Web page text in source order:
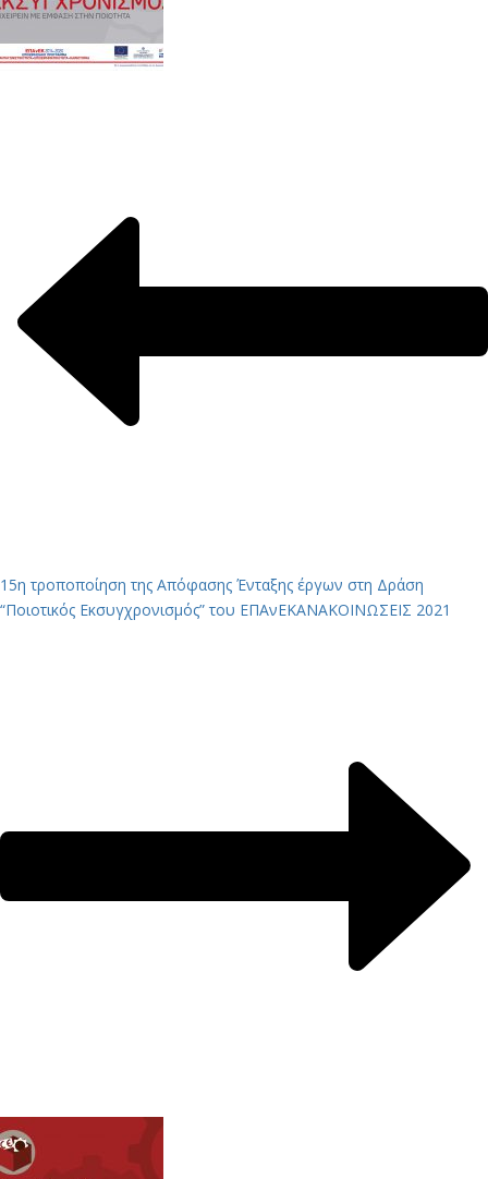
15η τροποποίηση της Απόφασης Ένταξης έργων στη Δράση
“Ποιοτικός Εκσυγχρονισμός” του ΕΠΑνΕΚΑΝΑΚΟΙΝΩΣΕΙΣ 2021